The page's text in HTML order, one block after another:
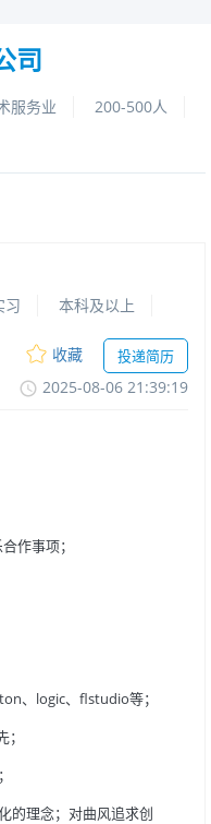
司
服务业
200-500人
习
本科及以上
收藏
投递简历
2025-08-0621:39:19
作事项；
、logic、flstudio等；
的理念；对曲风追求创